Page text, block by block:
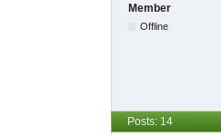
Member
Offline
Posts: 14